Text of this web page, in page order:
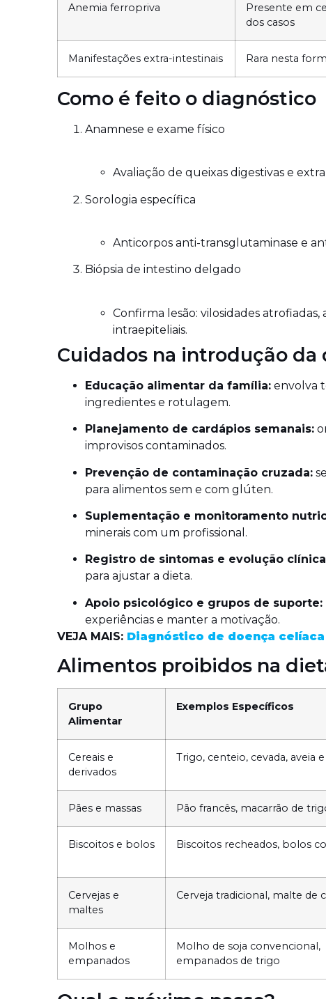
Anemia ferropriva
Presente em
dos casos
Manifestações extra-intestinais Rara nesta
Como é feito o diagnóstico
Anamnese e exame físico
Avaliação de queixas digestivas e
Sorologia específica
Anticorpos anti-transglutaminase e
Biópsia de intestino delgado
Confirma lesão: vilosidades
intraepiteliais.
Cuidados na introdução
Educação alimentar da família: envolva
ingredientes e rotulagem.
Planejamento de cardápios semanais:
improvisos contaminados.
Prevenção de contaminação cruzada:
para alimentos sem e com glúten.
Suplementação e monitoramento
minerais com um profissional.
Registro de sintomas e evolução
para ajustar a dieta.
Apoio psicológico e grupos de suporte:
experiências e manter a motivação.
VEJA MAIS: Diagnóstico de doença
Alimentos proibidos na
Grupo
Alimentar
Exemplos Específicos
Cereais e
derivados
Trigo, centeio, cevada, aveia
Pães e massas Pão francês, macarrão de
Biscoitos e bolos Biscoitos recheados, bolos
Cervejas e
maltes
Cerveja tradicional, malte de
Molhos e
empanados
Molho de soja convencional,
empanados de trigo